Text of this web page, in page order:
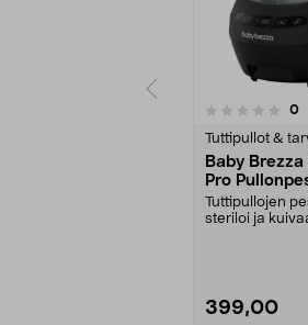
0
Tuttipullot &
Baby
Pro
Tuttipullojen
steriloi ja
399,00
0.0